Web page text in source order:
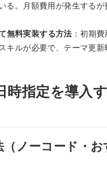
る。月額費用が発生するが
無料実装する方法：初期費
キルが必要で、テーマ更新
指定を導入
ノーコード・お